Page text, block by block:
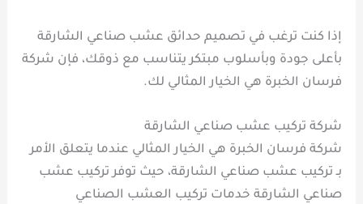
إذا كنت ترغب في تصميم حدائق عشب صناعي الشارقة
بأعلى جودة وبأسلوب مبتكر يتناسب مع ذوقك، فإن شركة
فرسان الخبرة هي الخيار المثالي لك.
شركة تركيب عشب صناعي الشارقة
شركة فرسان الخبرة هي الخيار المثالي عندما يتعلق الأمر
بـ تركيب عشب صناعي الشارقة، حيث توفر تركيب عشب
صناعي الشارقة خدمات تركيب العشب الصناعي